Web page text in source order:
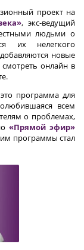
проект на
, экс-ведущий
людьми о
их нелегкого
новые
онлайн в
программа для
всем
о проблемах,
«Прямой эфир»
программы стал